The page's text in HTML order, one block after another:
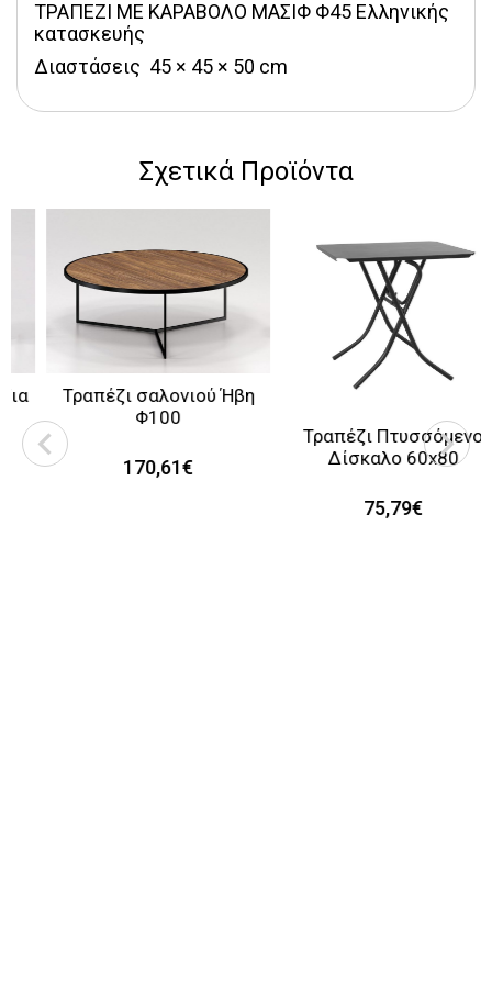
ΤΡΑΠΕΖΙ ΜΕ ΚΑΡΑΒΟΛΟ ΜΑΣΙΦ Φ45 Ελληνικής
κατασκευής
Διαστάσεις  45 × 45 × 50 cm
Σχετικά Προϊόντα
Τραπέζι σαλονιού Ήβη
Φ100
170,61€
Τραπέζι Πτυσσόμενο
Δίσκαλο 60x80
75,79€